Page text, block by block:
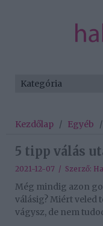
Kezdőlap / Egyéb /
5 tipp válás
2021-12-07 / Szerző:
Még mindig azon
válásig? Miért veled
vágysz, de nem